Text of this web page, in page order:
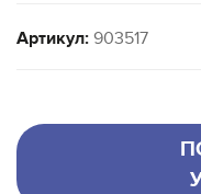
Артикул: 903517